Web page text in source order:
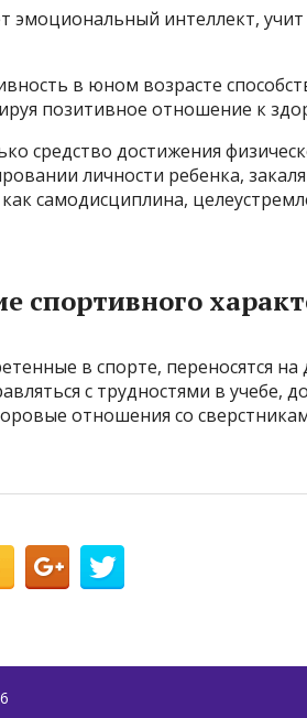
эмоциональный интеллект, учит
в юном возрасте
позитивное отношение к
средство достижения
личности ребенка,
как самодисциплина,
спортивного
в спорте, переносятся на
с трудностями в учебе,
отношения со